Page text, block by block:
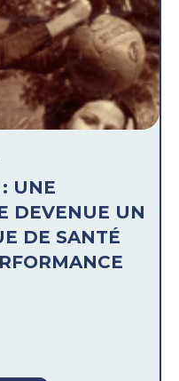
: UNE
DEVENUE UN
DE SANTÉ